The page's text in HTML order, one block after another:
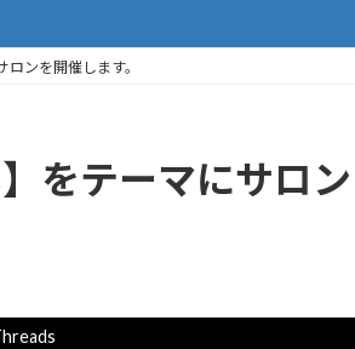
ンを開催します。
をテーマにサロン